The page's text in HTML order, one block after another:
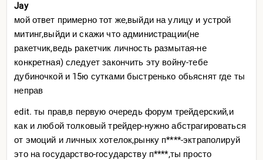
Jay
мой ответ примерно тот же,выйди на улицу и устрой
митинг,выйди и скажи что администрации(не
ракетчик,ведь ракетчик личность размытая-не
конкретная) следует закончить эту войну-тебе
дубиночкой и 15ю сутками быстренько обьяснят где ты
неправ
edit. ты прав,в первую очередь форум трейдерский,и
как и любой толковый трейдер-нужно абстрагироваться
от эмоций и личных хотелок,рынку п****-эктраполируй
это на государство-государству п****,ты просто